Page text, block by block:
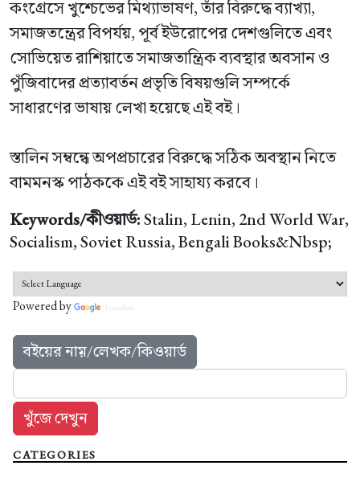
কংগ্রেসে খুশ্চেভের মিথ্যাভাষণ, তাঁর বিরুদ্ধে ব্যাখ্যা,
সমাজতন্ত্রের বিপর্যয়, পূর্ব ইউরোপের দেশগুলিতে এবং
সোভিয়েত রাশিয়াতে সমাজতান্ত্রিক ব্যবস্থার অবসান ও
পুঁজিবাদের প্রত্যাবর্তন প্রভৃতি বিষয়গুলি সম্পর্কে
সাধারণের ভাষায় লেখা হয়েছে এই বই।
স্তালিন সম্বন্ধে অপপ্রচারের বিরুদ্ধে সঠিক অবস্থান নিতে
বামমনস্ক পাঠককে এই বই সাহায্য করবে।
Keywords/কীওয়ার্ড:Stalin, Lenin, 2nd World War,
Socialism, Soviet Russia, Bengali Books&Nbsp;
Powered by Translate
বইয়ের নাম়/লেখক/কিওয়ার্ড
CATEGORIES